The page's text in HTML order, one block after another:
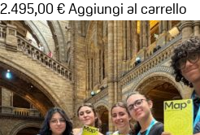
2.495,00 €Aggiungi al carrello